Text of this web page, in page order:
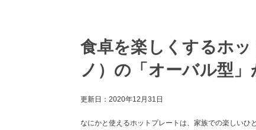
食卓を楽しくするホ
ノ）の「オーバル型
更新日： 2020年12月31日
なにかと使えるホットプレートは、家族での楽しいひ